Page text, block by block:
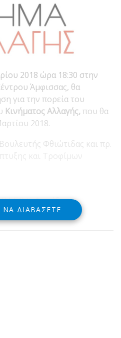
2018 ώρα 18:30 στην
Άμφισσας, θα
για την πορεία του
Κινήματος Αλλαγής, που θα
2018.
Φθιώτιδας και πρ.
και Τροφίμων
ΠΑ.ΣΟ.Κ. Φωκίδας
ΝΑ ΔΙΑΒΆΣΕΤΕ